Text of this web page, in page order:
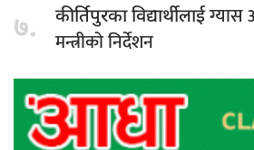
७. कीर्तिपुरका विद्यार्थीलाईग्यास
मन्त्रीको निर्देशन